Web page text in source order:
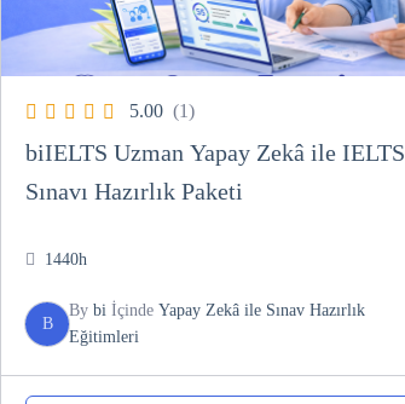
5.00 (1)
biIELTS Uzman Yapay Zekâ ile IELTS
Sınavı Hazırlık Paketi
1440h
B
By bi İçinde Yapay Zekâ ile Sınav Hazırlık
Eğitimleri